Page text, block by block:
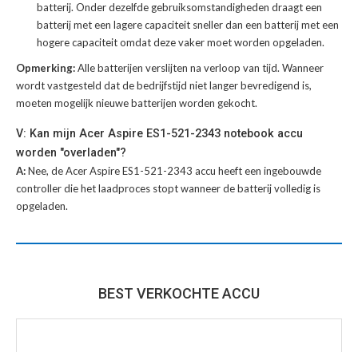
batterij. Onder dezelfde gebruiksomstandigheden draagt een
batterij met een lagere capaciteit sneller dan een batterij met een
hogere capaciteit omdat deze vaker moet worden opgeladen.
Opmerking:Alle batterijen verslijten na verloop van tijd. Wanneer
wordt vastgesteld dat de bedrijfstijd niet langer bevredigend is,
moeten mogelijk nieuwe batterijen worden gekocht.
V: Kan mijn Acer Aspire ES1-521-2343 notebook accu
worden "overladen"?
A:Nee, de Acer Aspire ES1-521-2343 accu heeft een ingebouwde
controller die het laadproces stopt wanneer de batterij volledig is
opgeladen.
BEST VERKOCHTE ACCU